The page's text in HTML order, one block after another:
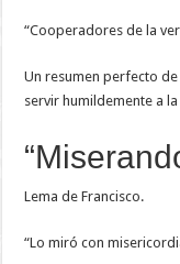
“Cooperadores de la
Un resumen perfecto
servir humildemente a
Lema de Francisco.
“Lo miró con